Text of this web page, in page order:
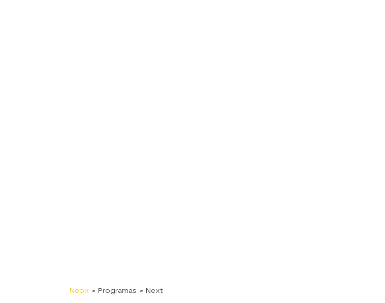
Neox » Programas » Next